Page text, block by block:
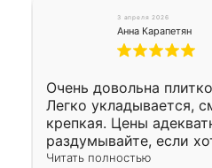
3 апреля 2026
Анна Карапетян
Очень довольна
Легко укладывается,
крепкая. Цены
раздумывайте, если
двор!
Читать полностью